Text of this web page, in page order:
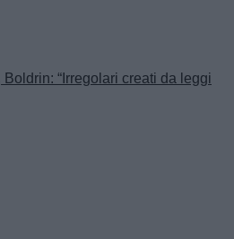
Boldrin: “Irregolari creati da leggi